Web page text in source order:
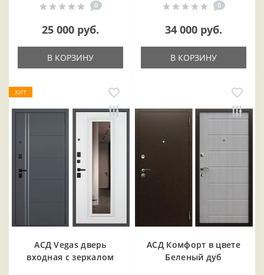
0
25 000 руб.
В КОРЗИНУ
0
34 000 руб.
В КОРЗИНУ
ХИТ
АСД Vegas дверь
входная с зеркалом
АСД Комфорт в цвете
Беленый дуб